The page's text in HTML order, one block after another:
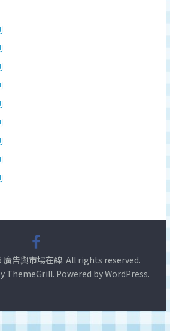
廣告與市場在線. All rights reserved.
ThemeGrill. Powered byWordPress.